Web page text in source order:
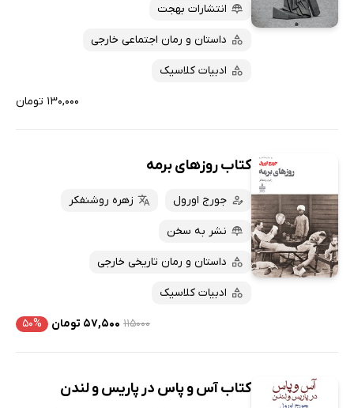
انتشارات بهجت
داستان و رمان اجتماعی خارجی
ادبیات کلاسیک
۱۳۰,۰۰۰ تومان
کتاب روزهای برمه
جورج اورول زهره روشنفکر
نشر به سخن
داستان و رمان تاریخی خارجی
ادبیات کلاسیک
۱۱۵۰۰۰ ۵۷,۵۰۰ تومان ۵۰%
کتاب آس و پاس در پاریس و لندن